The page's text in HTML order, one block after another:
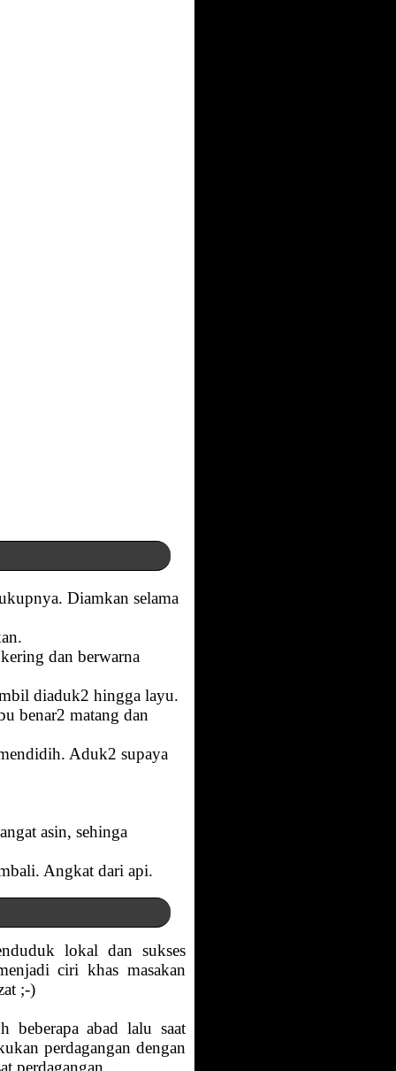
Diamkan selama
dan berwarna
diaduk2 hingga layu.
benar2 matang dan
Aduk2 supaya
asin, sehinga
Angkat dari api.
lokal dan sukses
ciri khas masakan
;-)
beberapa abad lalu saat
perdagangan dengan
perdagangan.